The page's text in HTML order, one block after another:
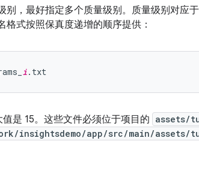
别，最好指定多个质量级别。质量级别对应于
式按照保真度递增的顺序提供：
i
是 15。这些文件必须位于项目的 assets/
insightsdemo/app/src/main/assets/